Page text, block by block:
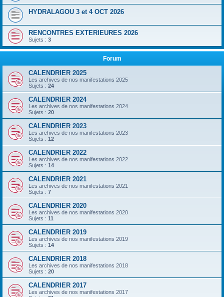
HYDRALAGOU 3 et 4 OCT 2026
RENCONTRES EXTERIEURES 2026
Sujets : 3
Forum
CALENDRIER 2025
Les archives de nos manifestations 2025
Sujets : 24
CALENDRIER 2024
Les archives de nos manifestations 2024
Sujets : 20
CALENDRIER 2023
Les archives de nos manifestations 2023
Sujets : 12
CALENDRIER 2022
Les archives de nos manifestations 2022
Sujets : 14
CALENDRIER 2021
Les archives de nos manifestations 2021
Sujets : 7
CALENDRIER 2020
Les archives de nos manifestations 2020
Sujets : 11
CALENDRIER 2019
Les archives de nos manifestations 2019
Sujets : 14
CALENDRIER 2018
Les archives de nos manifestations 2018
Sujets : 20
CALENDRIER 2017
Les archives de nos manifestations 2017